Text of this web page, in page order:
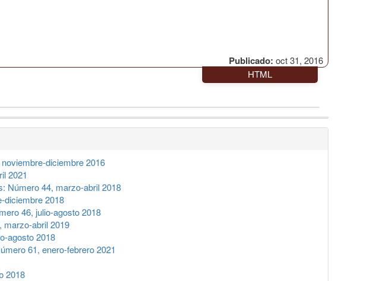
Publicado: oct 31, 2016
HTML
diciembre 2016
2021
Número 44, marzo-abril 2018
diciembre 2018
46, julio-agosto 2018
marzo-abril 2019
agosto 2018
61, enero-febrero 2021
2018